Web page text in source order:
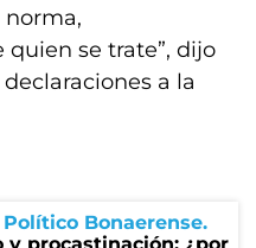
norma,
se trate”, dijo
a la
Bonaerense